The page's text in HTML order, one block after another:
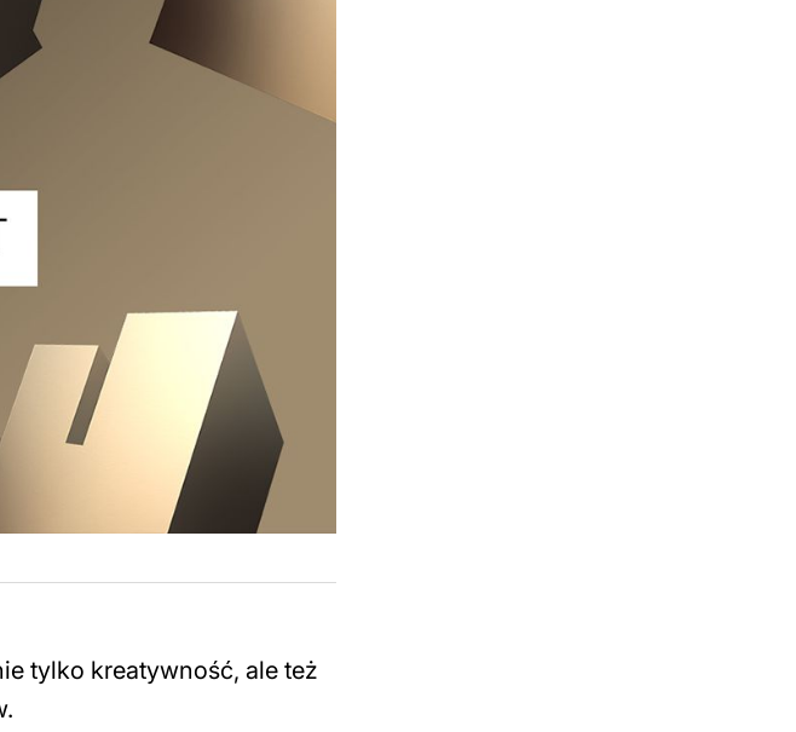
tylko kreatywność, ale też